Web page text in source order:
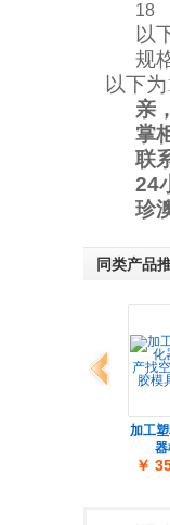
18
以
规
以下
亲
掌
联
24
珍
同类产品
加工
器
￥